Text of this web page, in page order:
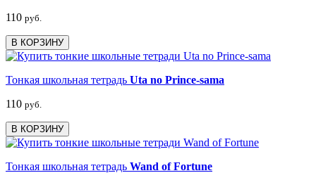
110 руб.
В КОРЗИНУ
Тонкая школьная тетрадь Uta no Prince-sama
110 руб.
В КОРЗИНУ
Тонкая школьная тетрадь Wand of Fortune